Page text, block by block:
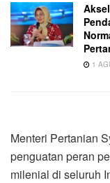
1
Menteri Pertanian
penguatan peran
milenial di seluruh